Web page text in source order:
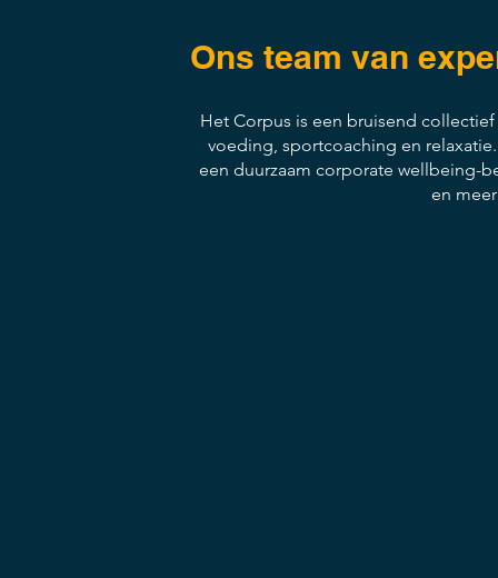
Ons team van
Het Corpus is een bruisend
voeding, sportcoaching en
een duurzaam corporate wellbeing-
en